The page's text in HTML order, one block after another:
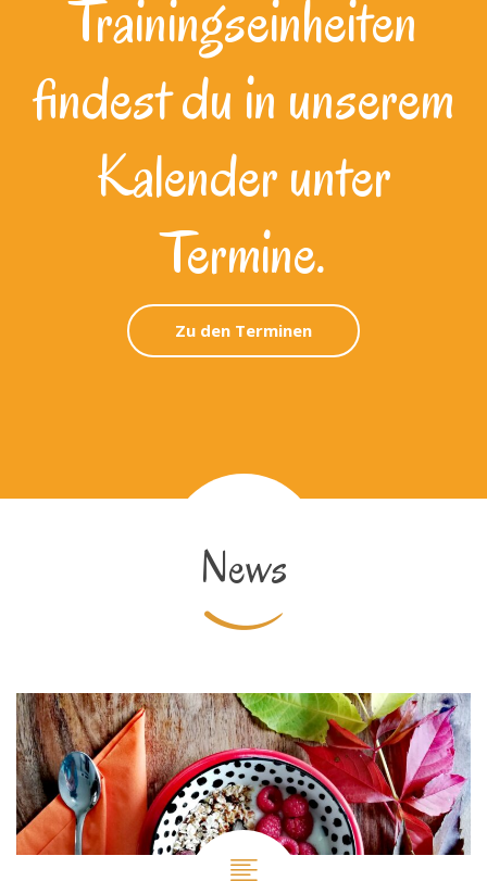
Trainingseinheiten
findest du in unserem
Kalender unter
Termine.
Zu den Terminen
News